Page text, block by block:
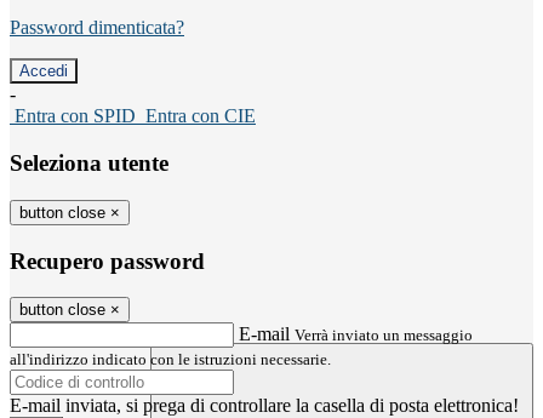
Password dimenticata?
-
Entra con SPID Entra con CIE
Seleziona utente
button close ×
Recupero password
button close ×
E-mail Verrà inviato un messaggio
all'indirizzo indicato con le istruzioni necessarie.
E-mail inviata, si prega di controllare la casella di posta elettronica!